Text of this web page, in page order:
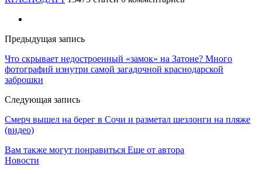
Предыдущая запись
Что скрывает недостроенный «замок» на Затоне? Много
фотографий изнутри самой загадочной краснодарской
заброшки
Следующая запись
Смерч вышел на берег в Сочи и разметал шезлонги на пляже
(видео)
Вам также могут понравиться Еще от автора
Новости